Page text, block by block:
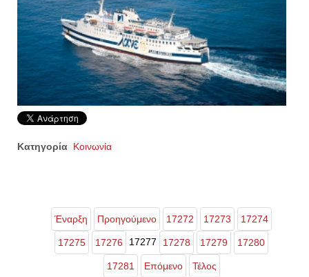
Κατηγορία Κοινωνία
Έναρξη Προηγούμενο 17272 17273 17274
17275 17276 17277 17278 17279 17280
17281 Επόμενο Τέλος